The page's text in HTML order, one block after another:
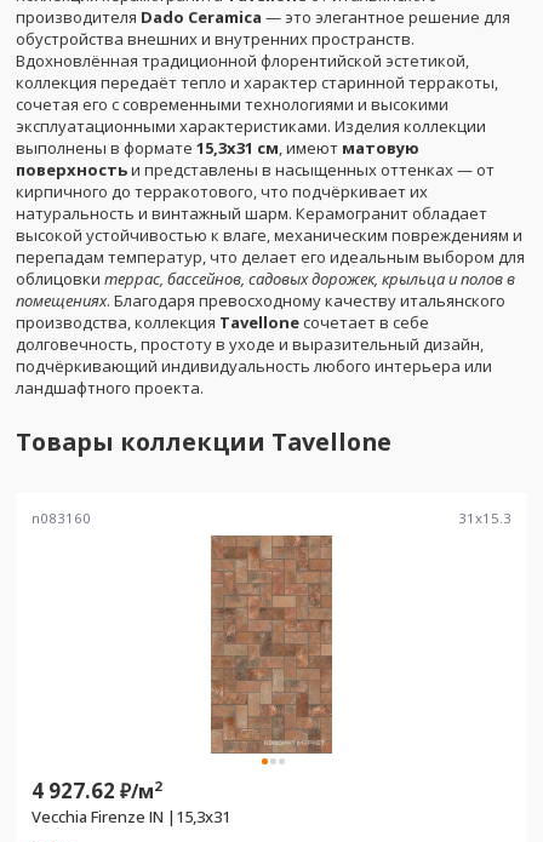
производителя Dado Ceramica — это элегантное решение для
обустройства внешних и внутренних пространств.
Вдохновлённая традиционной флорентийской эстетикой,
коллекция передаёт тепло и характер старинной терракоты,
сочетая его с современными технологиями и высокими
эксплуатационными характеристиками. Изделия коллекции
выполнены в формате 15,3x31 см , имеют матовую
поверхностьи представлены в насыщенных оттенках — от
кирпичного до терракотового, что подчёркивает их
натуральность и винтажный шарм. Керамогранит обладает
высокой устойчивостью к влаге, механическим повреждениям и
перепадам температур, что делает его идеальным выбором для
облицовки террас, бассейнов, садовых дорожек, крыльца и полов в
помещениях. Благодаря превосходному качеству итальянского
производства, коллекция Tavelloneсочетает в себе
долговечность, простоту в уходе и выразительный дизайн,
подчёркивающий индивидуальность любого интерьера или
ландшафтного проекта.
Товары коллекции Tavellone
n083160 31 x15.3
4 927.62 ₽/м2
Vecchia Firenze IN |15,3x31